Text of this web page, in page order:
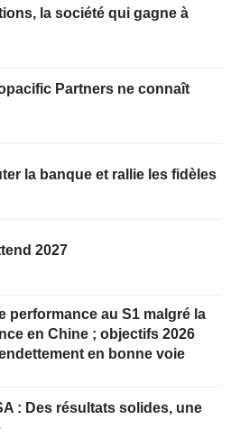
la société qui gagne à
Partners ne connaît
la banque et rallie les fidèles
2027
performance au S1 malgré la
en Chine ; objectifs 2026
en bonne voie
: Des résultats solides, une